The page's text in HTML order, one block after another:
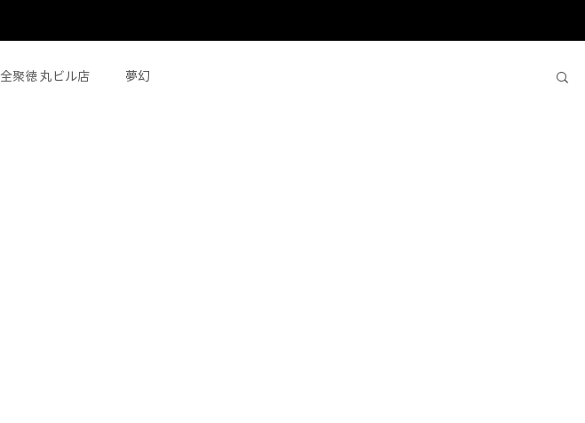
全聚徳 丸ビル店 夢幻